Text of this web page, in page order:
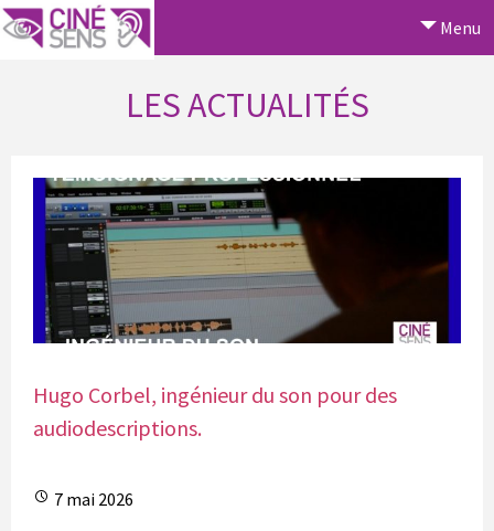
Menu
LES ACTUALITÉS
Hugo Corbel, ingénieur du son pour des
audiodescriptions.
7 mai 2026